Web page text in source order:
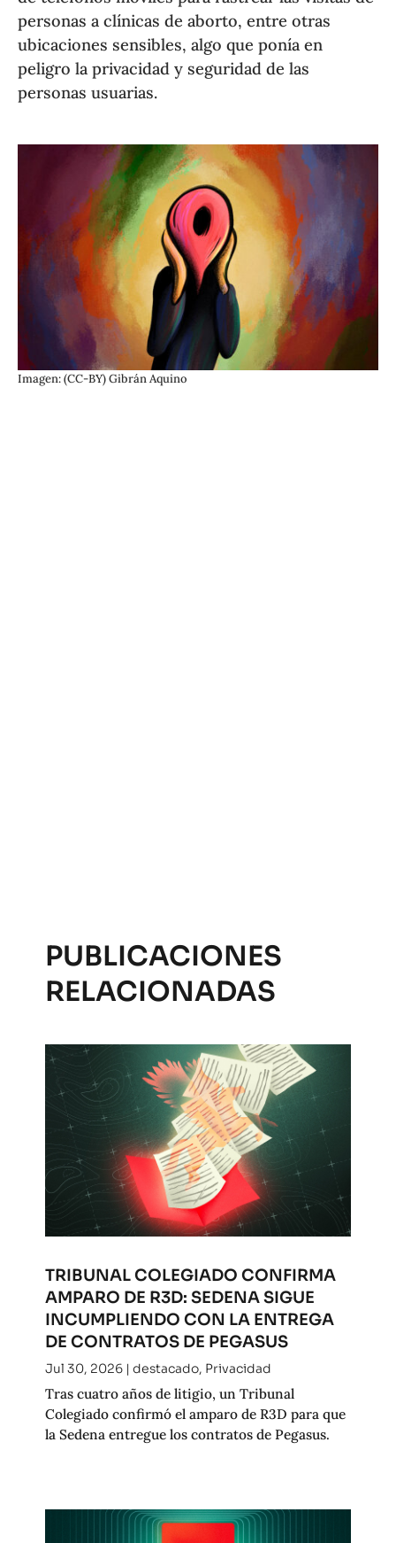
personas a clínicas de aborto, entre otras
ubicaciones sensibles, algo que ponía en
peligro la privacidad y seguridad de las
personas usuarias.
Imagen: (CC-BY) Gibrán Aquino
PUBLICACIONES
RELACIONADAS
TRIBUNAL COLEGIADO CONFIRMA
AMPARO DE R3D: SEDENA SIGUE
INCUMPLIENDO CON LA ENTREGA
DE CONTRATOS DE PEGASUS
Jul 30, 2026| destacado, Privacidad
Tras cuatro años de litigio, un Tribunal
Colegiado confirmó el amparo de R3D para que
la Sedena entregue los contratos de Pegasus.